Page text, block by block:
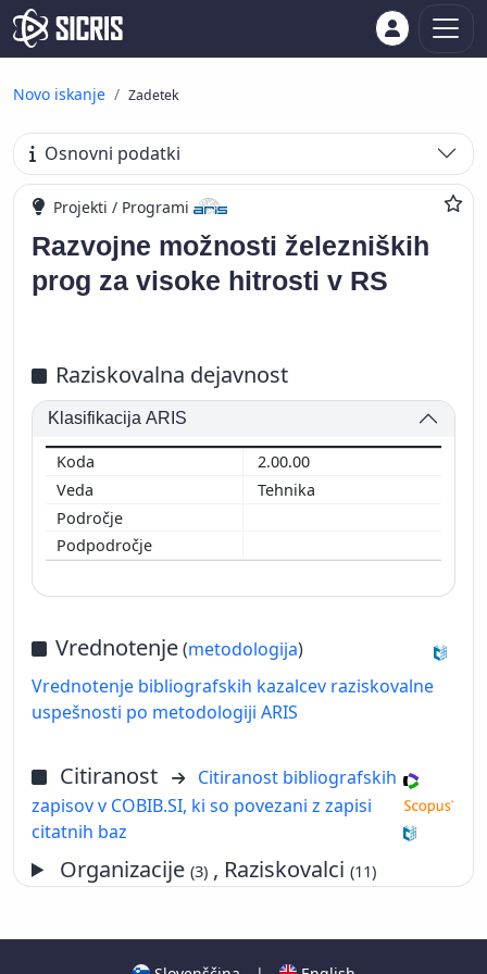
Novo iskanje Zadetek
Osnovni podatki
Projekti / Programi
Razvojne možnosti železniških
prog za visoke hitrosti v RS
Raziskovalna dejavnost
Klasifikacija ARIS
2.00.00
Tehnika
Vrednotenje(metodologija)
Vrednotenje bibliografskih kazalcev raziskovalne
uspešnosti po metodologiji ARIS
Citiranost
Citiranost bibliografskih
zapisov v COBIB.SI, ki so povezani z zapisi
citatnih baz
Organizacije(3) , Raziskovalci(11)